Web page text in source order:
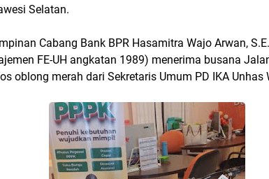
Selatan.
Cabang Bank BPR Hasamitra Wajo Arwan,
FE-UH angkatan 1989) menerima busana
oblong merah dari Sekretaris Umum PD IKA Unhas